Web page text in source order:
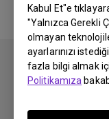
Kabul Et"e
"Yalnızca Gerekli
olmayan
ayarlarınızı
fazla bilgi almak
Politikamıza